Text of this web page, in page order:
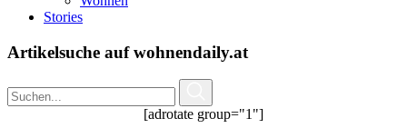
Stories
Artikelsuche auf wohnendaily.at
[adrotate group="1"]